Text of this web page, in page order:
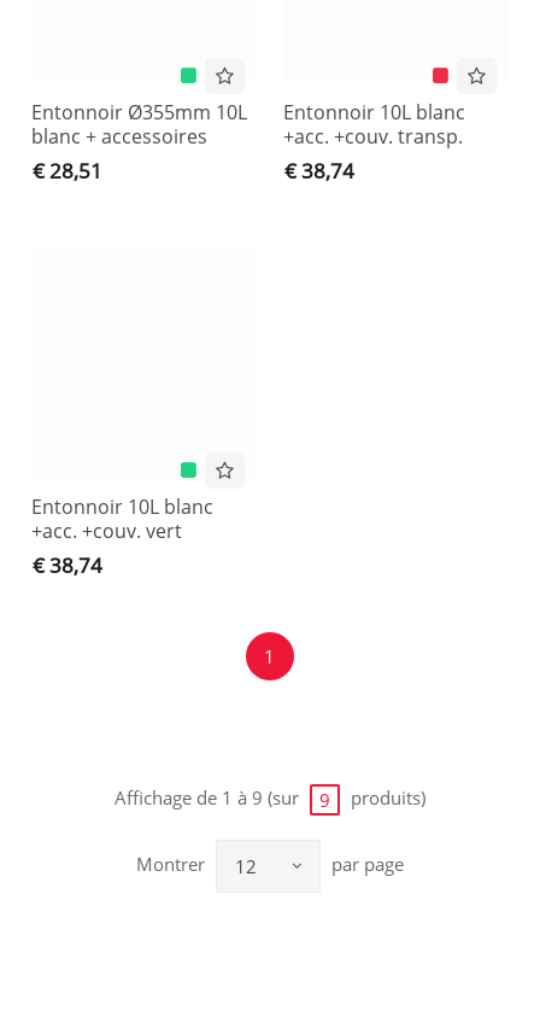
Entonnoir Ø355mm 10L
blanc + accessoires
€ 28,51
Entonnoir 10L blanc
+acc. +couv. transp.
€ 38,74
Entonnoir 10L blanc
+acc. +couv. vert
€ 38,74
1
Affichage de 1 à 9 (sur 9 produits)
Montrer 12 par page